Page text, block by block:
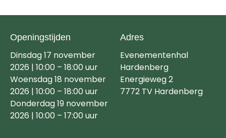
Openingstijden
Dinsdag 17 november
2026 | 10:00 – 18:00 uur
Woensdag 18 november
2026 | 10:00 – 18:00 uur
Donderdag 19 november
2026 | 10:00 – 17:00 uur
Adres
Evenementenhal
Hardenberg
Energieweg 2
7772 TV Hardenberg